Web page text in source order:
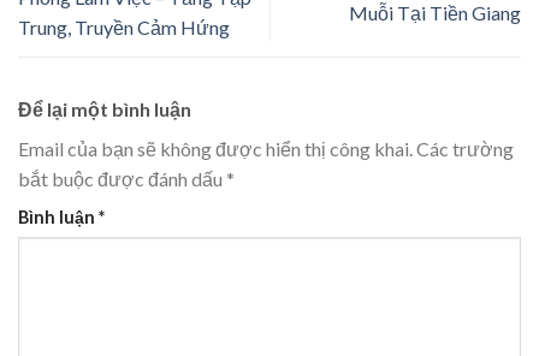
Trung, Truyền Cảm Hứng
Muỗi Tại Tiền Giang
Để lại một bình luận
Email của bạn sẽ không được hiển thị công khai. Các trường
bắt buộc được đánh dấu *
Bình luận *